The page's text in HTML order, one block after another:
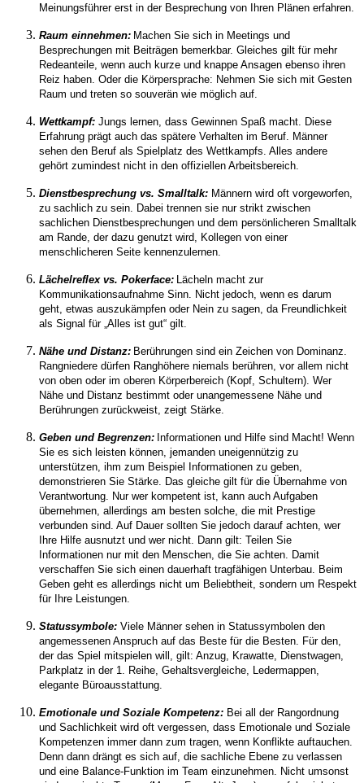
Meinungsführer erst in der Besprechung von Ihren Plänen erfahren.
Raum einnehmen: Machen Sie sich in Meetings und
Besprechungen mit Beiträgen bemerkbar. Gleiches gilt für mehr
Redeanteile, wenn auch kurze und knappe Ansagen ebenso ihren
Reiz haben. Oder die Körpersprache: Nehmen Sie sich mit Gesten
Raum und treten so souverän wie möglich auf.
Wettkampf: Jungs lernen, dass Gewinnen Spaß macht. Diese
Erfahrung prägt auch das spätere Verhalten im Beruf. Männer
sehen den Beruf als Spielplatz des Wettkampfs. Alles andere
gehört zumindest nicht in den offiziellen Arbeitsbereich.
Dienstbesprechung vs. Smalltalk: Männern wird oft vorgeworfen,
zu sachlich zu sein. Dabei trennen sie nur strikt zwischen
sachlichen Dienstbesprechungen und dem persönlicheren Smalltalk
am Rande, der dazu genutzt wird, Kollegen von einer
menschlicheren Seite kennenzulernen.
Lächelreflex vs. Pokerface: Lächeln macht zur
Kommunikationsaufnahme Sinn. Nicht jedoch, wenn es darum
geht, etwas auszukämpfen oder Nein zu sagen, da Freundlichkeit
als Signal für „Alles ist gut“ gilt.
Nähe und Distanz: Berührungen sind ein Zeichen von Dominanz.
Rangniedere dürfen Ranghöhere niemals berühren, vor allem nicht
von oben oder im oberen Körperbereich (Kopf, Schultern) Wer
Nähe und Distanz bestimmt oder unangemessene Nähe und
Berührungen zurückweist, zeigt Stärke
Geben und Begrenzen: Informationen und Hilfe sind Macht! Wenn
Sie es sich leisten können, jemanden uneigennützig zu
unterstützen, ihm zum Beispiel Informationen zu geben
demonstrieren Sie Stärke. Das gleiche gilt für die Übernahme von
Verantwortung. Nur wer kompetent ist, kann auch Aufgaben
übernehmen, allerdings am besten solche, die mit Prestige
verbunden sind. Auf Dauer sollten Sie jedoch darauf achten, wer
Ihre Hilfe ausnutzt und wer nicht. Dann gilt: Teilen Sie
Informationen nur mit den Menschen, die Sie achten. Damit
verschaffen Sie sich einen dauerhaft tragfähigen Unterbau. Beim
Geben geht es allerdings nicht um Beliebtheit, sondern um Respekt
für Ihre Leistungen.
Statussymbole: Viele Männer sehen in Statussymbolen den
angemessenen Anspruch auf das Beste für die Besten. Für den,
der das Spiel mitspielen will, gilt: Anzug, Krawatte, Dienstwagen,
Parkplatz in der 1. Reihe, Gehaltsvergleiche, Ledermappen,
elegante Büroausstattung.
Emotionale und Soziale Kompetenz: Bei all der Rangordnung
und Sachlichkeit wird oft vergessen, dass Emotionale und Soziale
Kompetenzen immer dann zum tragen, wenn Konflikte auftauchen.
Denn dann drängt es sich auf, die sachliche Ebene zu verlassen
und eine Balance-Funktion im Team einzunehmen. Nicht umsonst